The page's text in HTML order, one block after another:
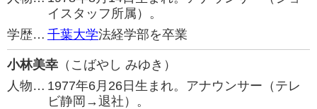
イスタッフ所属）。
学歴… 千葉大学法経学部を卒業
小林美幸 （こばやし みゆき）
人物… 1977年6月26日生まれ。アナウンサー（テレ
ビ静岡→退社）。